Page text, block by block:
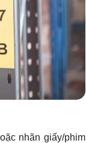
nhãn giấy/phim